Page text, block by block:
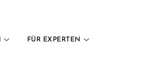
FÜR EXPERTEN